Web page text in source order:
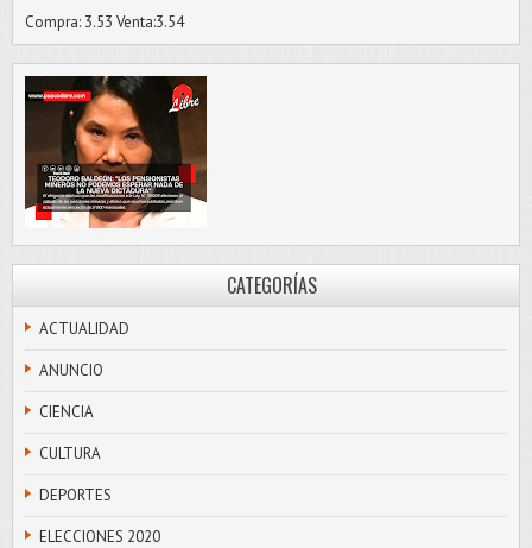
Compra: 3.53 Venta:3.54
CATEGORÍAS
ACTUALIDAD
ANUNCIO
CIENCIA
CULTURA
DEPORTES
ELECCIONES 2020